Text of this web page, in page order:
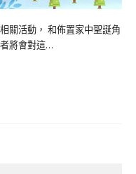
關活動， 和佈置家中聖誕角
將會對這…